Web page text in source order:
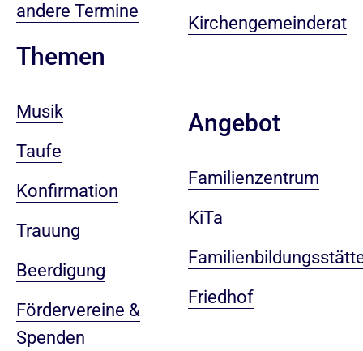
andere Termine
Themen
Musik
Taufe
Konfirmation
Trauung
Beerdigung
Fördervereine &
Spenden
Kirchengemeinderat
Angebot
Familienzentrum
KiTa
Friedhof